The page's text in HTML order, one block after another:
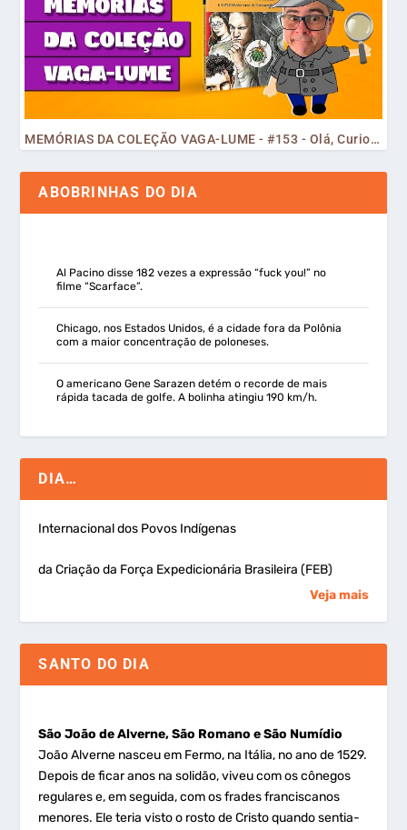
MEMÓRIAS DA COLEÇÃO VAGA-LUME - #153 - Olá, Curiosos! 2023
ABOBRINHAS DO DIA
Al Pacino disse 182 vezes a expressão “fuck you!” no
filme “Scarface”.
Chicago, nos Estados Unidos, é a cidade fora da Polônia
com a maior concentração de poloneses.
O americano Gene Sarazen detém o recorde de mais
rápida tacada de golfe. A bolinha atingiu 190 km/h.
DIA…
Internacional dos Povos Indígenas
da Criação da Força Expedicionária Brasileira (FEB)
Veja mais
SANTO DO DIA
São João de Alverne, São Romano e São Numídio
João Alverne nasceu em Fermo, na Itália, no ano de 1529.
Depois de ficar anos na solidão, viveu com os cônegos
regulares e, em seguida, com os frades franciscanos
menores. Ele teria visto o rosto de Cristo quando sentia-